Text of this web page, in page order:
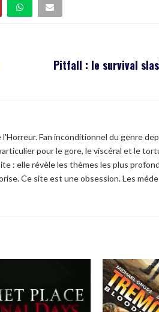
Pitfall : le survival
Fan inconditionnel du genre
pour le gore, le viscéral et le
: elle révèle les thèmes les plus
Ce site est une obsession. Les